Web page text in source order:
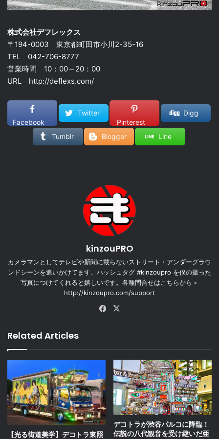
株式会社デフレックス
〒194-0003 東京都町田市小川2-35-16
TEL 042-706-8777
営業時間 10：00～20：00
URL http://deflexs.com/
Facebook
Twitter
Pinterest
Digg
Tumblr Blogger Line
kinzouPRO
カメラマンとしてテレビや新聞に載らないストリート・アンダーグラウ
ンドシーンを追いかけてます。ハッシュタグ #kinzoupro を僕の撮った
写真につけてくれると嬉しいです。各種問合せはこちらから＞
http://kinzoupro.com/support
Facebook
Related Articles
【光る街道美学】デコトラ東照
デコトラが渋谷パルコに降臨！
伝説の八代観音を受け継いだ亜